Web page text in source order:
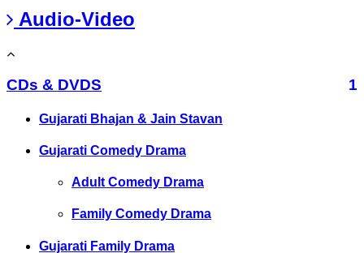
Audio-Video
CDs & DVDS 1
Gujarati Bhajan & Jain Stavan
Gujarati Comedy Drama
Adult Comedy Drama
Family Comedy Drama
Gujarati Family Drama